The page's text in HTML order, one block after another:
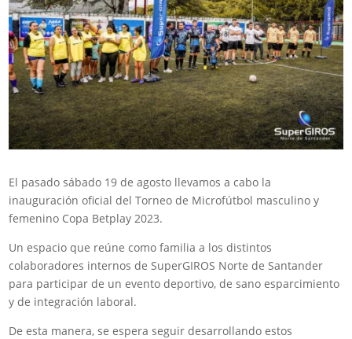
El pasado sábado 19 de agosto llevamos a cabo la
inauguración oficial del Torneo de Microfútbol masculino y
femenino Copa Betplay 2023.
Un espacio que reúne como familia a los distintos
colaboradores internos de SuperGIROS Norte de Santander
para participar de un evento deportivo, de sano esparcimiento
y de integración laboral.
De esta manera, se espera seguir desarrollando estos